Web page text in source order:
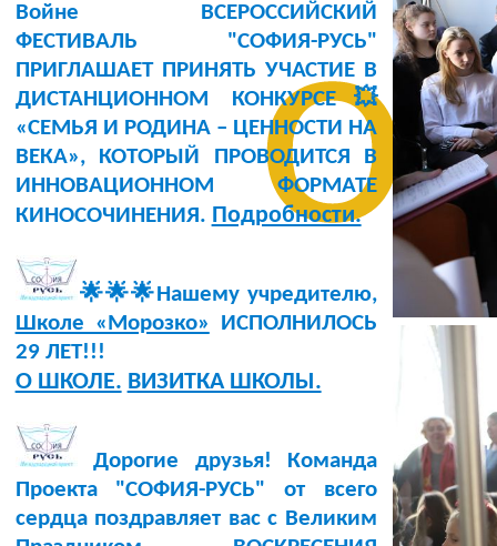
Войне ВСЕРОССИЙСКИЙ
ФЕСТИВАЛЬ "СОФИЯ-РУСЬ"
ПРИГЛАШАЕТ ПРИНЯТЬ УЧАСТИЕ В
ДИСТАНЦИОННОМ КОНКУРСЕ💥
«СЕМЬЯ И РОДИНА – ЦЕННОСТИ НА
ВЕКА», КОТОРЫЙ ПРОВОДИТСЯ В
ИННОВАЦИОННОМ ФОРМАТЕ
КИНОСОЧИНЕНИЯ. Подробности.
🌟🌟🌟Нашему учредителю,
Школе «Морозко» ИСПОЛНИЛОСЬ
29 ЛЕТ!!!
О ШКОЛЕ. ВИЗИТКА ШКОЛЫ.
Дорогие друзья! Команда
Проекта "СОФИЯ-РУСЬ" от всего
сердца поздравляет вас с Великим